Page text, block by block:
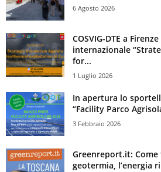
6 Agosto 2026
COSVIG-DTE a
internazionale
for...
1 Luglio 2026
In apertura lo
“Facility Parco
3 Febbraio 2026
Greenreport.it: Come
geotermia, l’energia